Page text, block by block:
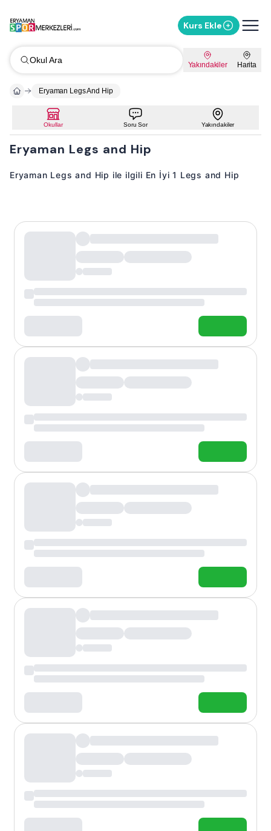
Kurs Ekle
Okul Ara Yakındakiler Harita
Eryaman Legs And Hip
Okullar Soru Sor Yakındakiler
Eryaman Legs and Hip
Eryaman Legs and Hip ile ilgili En İyi 1 Legs and Hip